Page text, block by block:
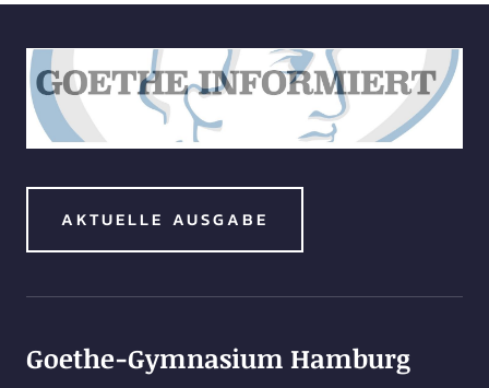
AKTUELLE AUSGABE
Goethe-Gymnasium Hamburg